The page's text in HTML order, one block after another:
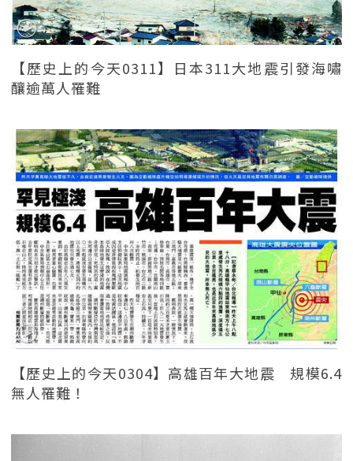
【歷史上的今天0311】日本311大地震引發海嘯
釀逾萬人罹難
【歷史上的今天0304】高雄百年大地震 規模6.4
無人罹難！